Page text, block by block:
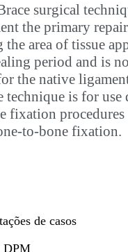
surgical
the primary
the area of tissue
period and is
the native
technique is for
fixation
to-bone fixation.
do produto
de casos
DPM